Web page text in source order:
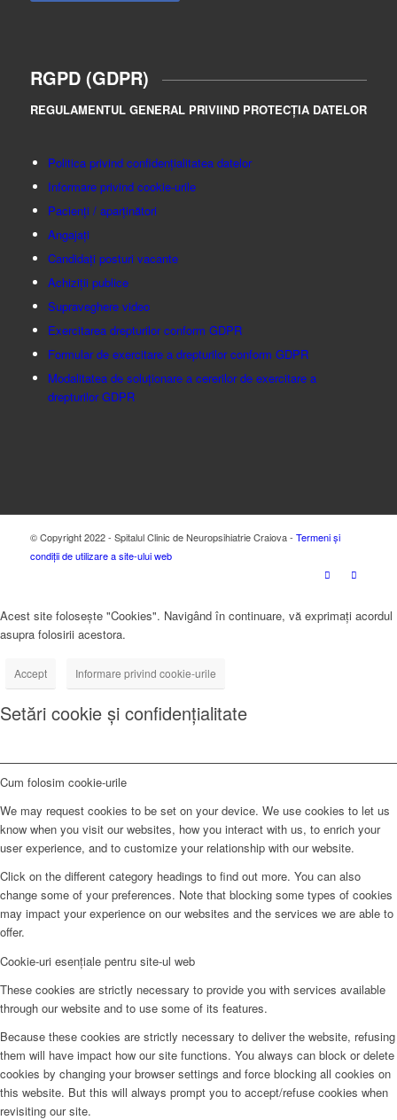
RGPD (GDPR)
REGULAMENTUL GENERAL PRIVIIND PROTECȚIA DATELOR
Politica privind confidențialitatea datelor
Informare privind cookie-urile
Pacienți / aparținători
Angajați
Candidați posturi vacante
Achiziții publice
Supraveghere video
Exercitarea drepturilor conform GDPR
Formular de exercitare a drepturilor conform GDPR
Modalitatea de soluționare a cererilor de exercitare a
drepturilor GDPR
© Copyright 2022 - Spitalul Clinic de Neuropsihiatrie Craiova - Termeni și
condiții de utilizare a site-ului web
Acest site folosește "Cookies". Navigând în continuare, vă exprimați acordul
asupra folosirii acestora.
Accept Informare privind cookie-urile
Setări cookie și confidențialitate
Cum folosim cookie-urile
We may request cookies to be set on your device. We use cookies to let us
know when you visit our websites, how you interact with us, to enrich your
user experience, and to customize your relationship with our website.
Click on the different category headings to find out more. You can also
change some of your preferences. Note that blocking some types of cookies
may impact your experience on our websites and the services we are able to
offer.
Cookie-uri esențiale pentru site-ul web
These cookies are strictly necessary to provide you with services available
through our website and to use some of its features.
Because these cookies are strictly necessary to deliver the website, refusing
them will have impact how our site functions. You always can block or delete
cookies by changing your browser settings and force blocking all cookies on
this website. But this will always prompt you to accept/refuse cookies when
revisiting our site.